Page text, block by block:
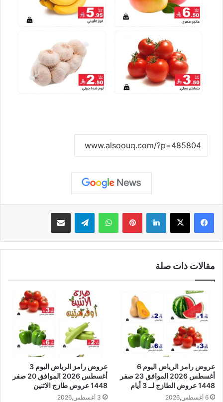
لينكدإن بينتيريستواتساب تيلقرام مشاركة عبر البريد
مقالات ذات صلة
عروض رامز الرياض اليوم 6
أغسطس 2026 الموافق 23 صفر
1448 عروض الطازج لــ 3 أيام
6 أغسطس,2026
عروض رامز الرياض اليوم 3
أغسطس 2026 الموافق 20 صفر
1448 عروض طازج الاثنين
3 أغسطس,2026